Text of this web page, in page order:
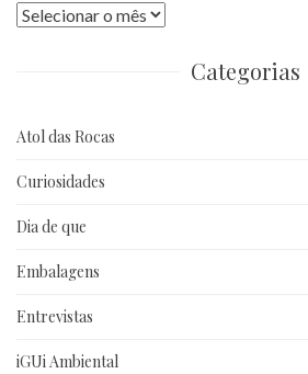
Publicações
Categorias
Atol das Rocas
Curiosidades
Dia de que
Embalagens
Entrevistas
iGUi Ambiental